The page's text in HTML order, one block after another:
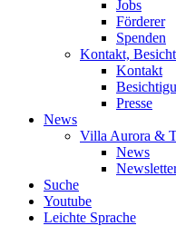
Jobs
Förderer
Spenden
Kontakt,
Kontakt
Presse
News
Villa Aurora &
News
Suche
Youtube
Leichte Sprache